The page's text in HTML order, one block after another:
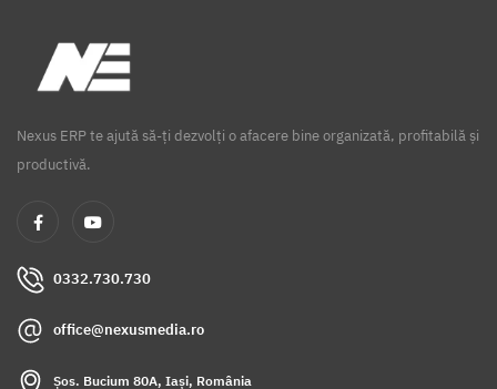
Nexus ERP te ajută să-ți dezvolți o afacere bine organizată, profitabilă și
productivă.
0332.730.730
office@nexusmedia.ro
Șos. Bucium 80A, Iași, România